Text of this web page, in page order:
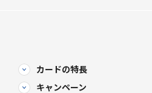
カードの特長
キャンペーン